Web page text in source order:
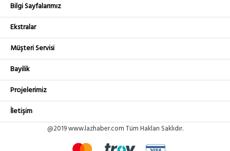
Bilgi Sayfalarımız
Ekstralar
Müşteri Servisi
Bayilik
Projelerimiz
İletişim
@2019 www.lazhaber.com Tüm Hakları Saklıdır.